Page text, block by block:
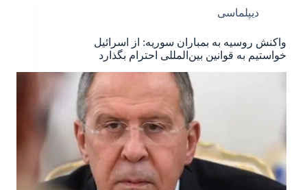
دیپلماسی
واکنش روسیه به بمباران سوریه: از اسرائیل
خواستیم به قوانین بین‌المللی احترام بگذارد